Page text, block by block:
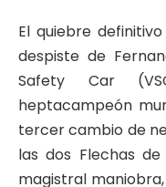
El quiebre
despiste de
Safety Car
heptacampeón
tercer cambio de
las dos Flechas
magistral